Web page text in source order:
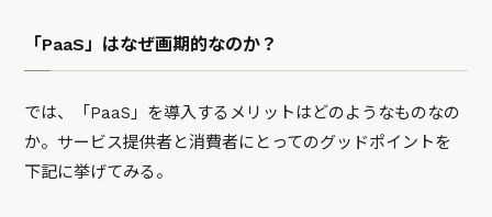
「PaaS」はなぜ画期的なのか？
では、「PaaS」を導入するメリットはどのようなものなの
か。サービス提供者と消費者にとってのグッドポイントを
下記に挙げてみる。